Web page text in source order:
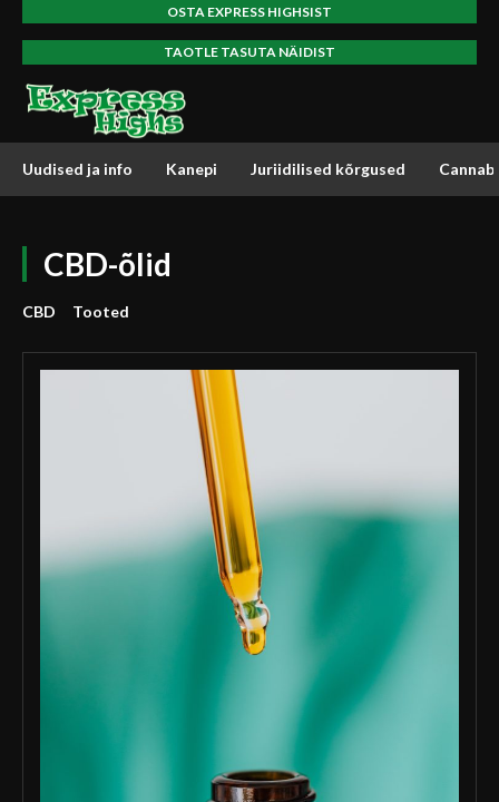
OSTA EXPRESS HIGHSIST
TAOTLE TASUTA NÄIDIST
Uudised ja info Kanepi Juriidilised kõrgused
CBD-õlid
CBD Tooted